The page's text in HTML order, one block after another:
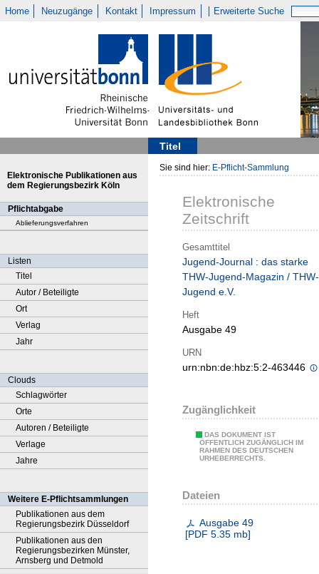
Home Neuzugänge Kontakt Impressum Erweiterte Suche
Titel
Elektronische Publikationen aus
dem Regierungsbezirk Köln
Pflichtabgabe
Ablieferungsverfahren
Listen
Titel
Autor / Beteiligte
Ort
Verlag
Jahr
Clouds
Schlagwörter
Orte
Autoren / Beteiligte
Verlage
Jahre
Weitere E-Pflichtsammlungen
Publikationen aus dem
Regierungsbezirk Düsseldorf
Publikationen aus den
Regierungsbezirken Münster,
Arnsberg und Detmold
Sie sind hier: E-Pflicht-Sammlung
Elektronische
Zeitschrift
Gesamttitel
Jugend-Journal : das starke
THW-Jugend-Magazin / THW-
Jugend e.V.
Heft
Ausgabe 49
URN
urn:nbn:de:hbz:5:2-463446
Zugänglichkeit
DAS DOKUMENT IST
ÖFFENTLICH ZUGÄNGLICH IM
RAHMEN DES DEUTSCHEN
URHEBERRECHTS.
Dateien
Ausgabe 49
[PDF 5.35 mb]